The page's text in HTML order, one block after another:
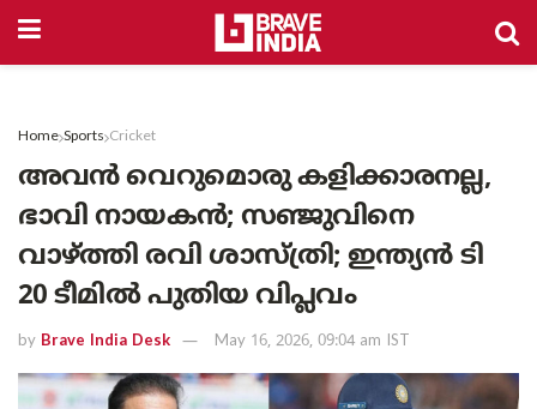
Home Sports Cricket
അവൻ വെറുമൊരു കളിക്കാരനല്ല,
ഭാവി നായകൻ; സഞ്ജുവിനെ
വാഴ്ത്തി രവി ശാസ്ത്രി; ഇന്ത്യൻ ടി
20 ടീമിൽ പുതിയ വിപ്ലവം
by Brave India Desk May 16, 2026, 09:04 am IST